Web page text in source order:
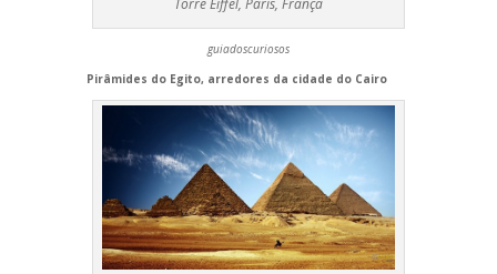
Torre Eiffel, Paris, França
guiadoscuriosos
Pirâmides do Egito, arredores da cidade do Cairo